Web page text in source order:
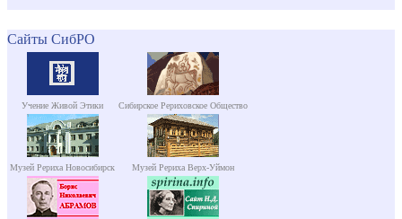
Сайты СибРО
Учение Живой Этики Сибирское Рериховское Общество
Музей Рериха Новосибирск Музей Рериха Верх-Уймон